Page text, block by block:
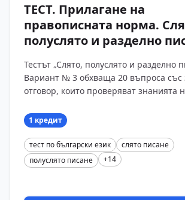
ТЕСТ. Прилагане на
правописната норма.
полуслято и разделно
(Вариант 3)
Тестът „Слято, полуслято и разделно
Вариант № 3 обхваща 20 въпроса със
отговор, които проверяват знанията
Включени са ?...
1 кредит
тест по български език
слято писане
полуслято писане
+14